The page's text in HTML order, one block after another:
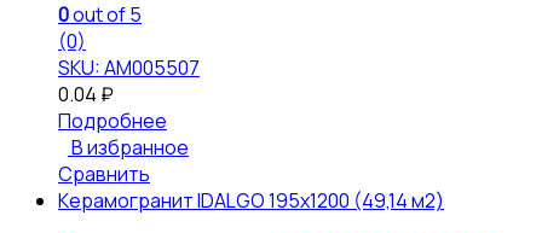
0out of 5
(0)
SKU: АМ005507
0.04 ₽
Подробнее
В избранное
Сравнить
Керамогранит IDALGO 195x1200 (49,14 м2)